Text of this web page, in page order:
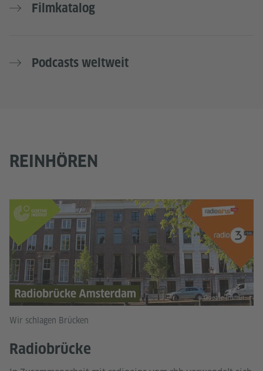
Filmkatalog
Podcasts weltweit
REINHÖREN
Wir schlagen Brücken
Radiobrücke
© Goethe-Institut